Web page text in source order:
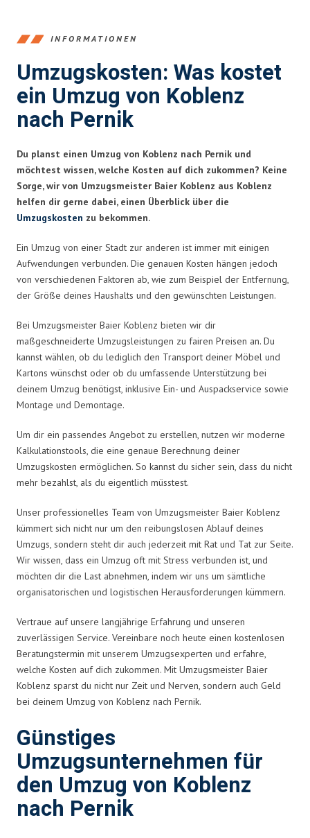
INFORMATIONEN
Umzugskosten: Was kostet
ein Umzug von Koblenz
nach Pernik
Du planst einen Umzug von Koblenz nach Pernik und
möchtest wissen, welche Kosten auf dich zukommen? Keine
Sorge, wir von Umzugsmeister Baier Koblenz aus Koblenz
helfen dir gerne dabei, einen Überblick über die
Umzugskosten zu bekommen.
Ein Umzug von einer Stadt zur anderen ist immer mit einigen
Aufwendungen verbunden. Die genauen Kosten hängen jedoch
von verschiedenen Faktoren ab, wie zum Beispiel der Entfernung,
der Größe deines Haushalts und den gewünschten Leistungen.
Bei Umzugsmeister Baier Koblenz bieten wir dir
maßgeschneiderte Umzugsleistungen zu fairen Preisen an. Du
kannst wählen, ob du lediglich den Transport deiner Möbel und
Kartons wünschst oder ob du umfassende Unterstützung bei
deinem Umzug benötigst, inklusive Ein- und Auspackservice sowie
Montage und Demontage.
Um dir ein passendes Angebot zu erstellen, nutzen wir moderne
Kalkulationstools, die eine genaue Berechnung deiner
Umzugskosten ermöglichen. So kannst du sicher sein, dass du nicht
mehr bezahlst, als du eigentlich müsstest.
Unser professionelles Team von Umzugsmeister Baier Koblenz
kümmert sich nicht nur um den reibungslosen Ablauf deines
Umzugs, sondern steht dir auch jederzeit mit Rat und Tat zur Seite.
Wir wissen, dass ein Umzug oft mit Stress verbunden ist, und
möchten dir die Last abnehmen, indem wir uns um sämtliche
organisatorischen und logistischen Herausforderungen kümmern.
Vertraue auf unsere langjährige Erfahrung und unseren
zuverlässigen Service. Vereinbare noch heute einen kostenlosen
Beratungstermin mit unserem Umzugsexperten und erfahre,
welche Kosten auf dich zukommen. Mit Umzugsmeister Baier
Koblenz sparst du nicht nur Zeit und Nerven, sondern auch Geld
bei deinem Umzug von Koblenz nach Pernik.
Günstiges
Umzugsunternehmen für
den Umzug von Koblenz
nach Pernik